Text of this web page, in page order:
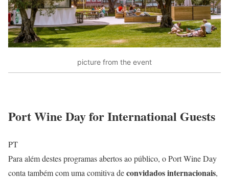
picture from the event
Port Wine Day for International Guests
PT
Para além destes programas abertos ao público, o Port Wine Day
conta também com uma comitiva deconvidados internacionais,